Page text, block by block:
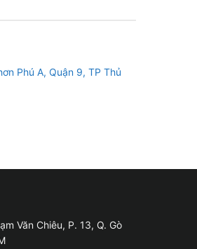
Phú A, Quận 9, TP Thủ
Văn Chiêu, P. 13, Q. Gò